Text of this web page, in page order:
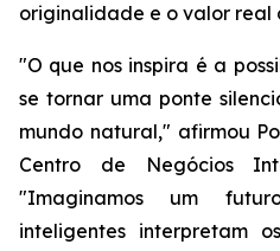
originalidade e o valor real
"O que nos inspira é a
se tornar uma ponte
mundo natural," afirmou
Centro de Negócios
"Imaginamos um
inteligentes interpretam